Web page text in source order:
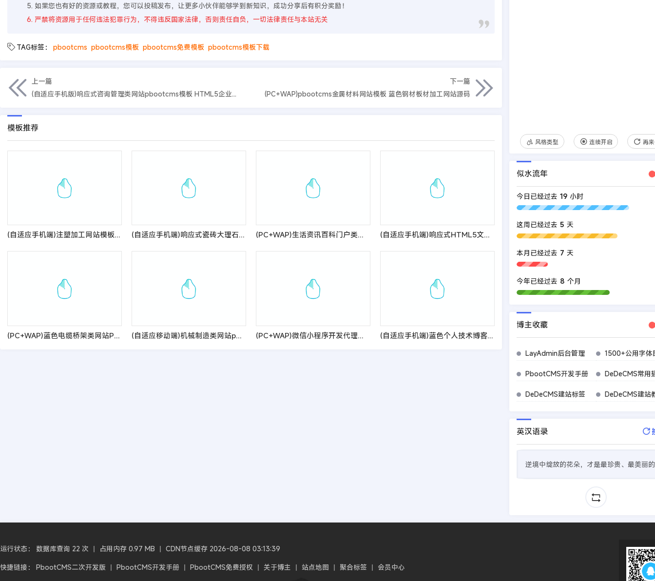
5. 如果您也有好的资源或教程，您可以投稿发布，让更多小伙伴能够学到新知识，成功分享后有积分奖励！
6. 严禁将资源用于任何违法犯罪行为，不得违反国家法律，否则责任自负，一切法律责任与本站无关
TAG标签： pbootcms pbootcms模板 pbootcms免费模板 pbootcms模板下载
上一篇
(自适应手机版)响应式咨询管理类网站pbootcms模板 HTML5企业管理咨询机构网站源码
下一篇
(PC+WAP)pbootcms金属材料网站模板 蓝色钢材板材加工网站源码
模板推荐
(自适应手机端)注塑加工网站模板 模具制品网站源码 (自适应手机端)响应式瓷砖大理石建材类网站pbootcms模板 html5装修建材网站模板 (PC+WAP)生活资讯百科门户类网站pbootcms模板 粉色生活门户网站源码 (自适应手机端)响应式HTML5文章新闻资讯网站博客整站pbootcms模板 创业博客类网站源码
(PC+WAP)蓝色电缆桥架类网站PbootCMS模板 电缆钢结构五金机械网站源码 (自适应移动端)机械制造类网站pbootcms模板 蓝色工业机械设备网站源码 (PC+WAP)微信小程序开发代理展示销售pbootcms网站模板 软件开发公司网站源码 (自适应手机端)蓝色个人技术博客网站pbootcms模板 响应式宽屏大气的新闻博客网站源码
风格类型 连续开启 再
似水流年
今日已经过去 19 小时
这周已经过去 5 天
本月已经过去 7 天
今年已经过去 8 个月
博主收藏
LayAdmin后台管理 1500+公用字体
PbootCMS开发手册 DeDeCMS常用
DeDeCMS建站标签 DeDeCMS建站
英汉语录
逆境中绽放的花朵，才是最珍贵、最美丽
运行状态： 数据库查询 22 次 丨 占用内存 0.97 MB 丨 CDN节点缓存 2026-08-08 03:13:39
快捷链接： PbootCMS二次开发版 丨 PbootCMS开发手册 丨 PbootCMS免费授权 丨 关于博主 丨 站点地图 丨 聚合标签 丨 会员中心